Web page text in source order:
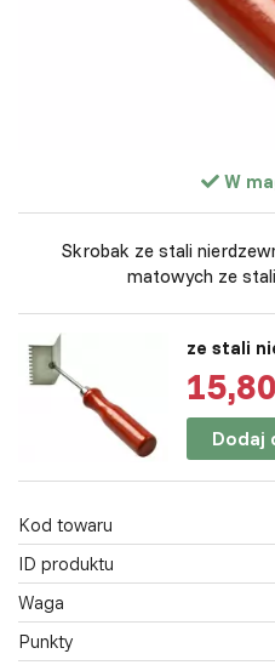
W
Skrobak ze stali
matowych ze
ze stali
Dodaj
Kod towaru
ID produktu
Waga
Punkty